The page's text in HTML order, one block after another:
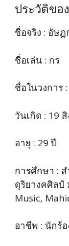
ประวัติขอ
ชื่อจริง : อัษ
ชื่อเล่น : กร
ชื่อในวงการ
วันเกิด : 19
อายุ : 29 ปี
การศึกษา :
ดุริยางคศิล
Music,
อาชีพ : นักร้